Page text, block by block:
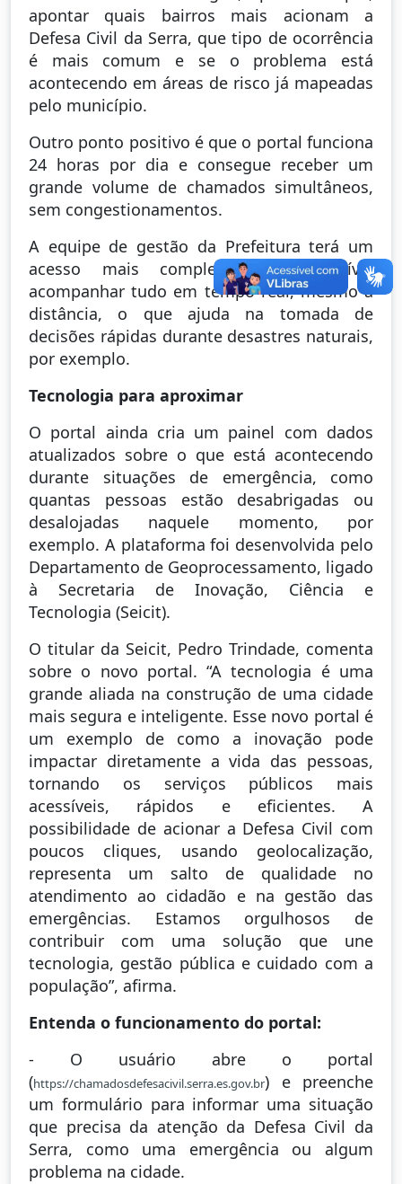
apontar quais bairros mais acionam a
Defesa Civil da Serra, que tipo de ocorrência
é mais comum e se o problema está
acontecendo em áreas de risco já mapeadas
pelo município.
Outro ponto positivo é que o portal funciona
24 horas por dia e consegue receber um
grande volume de chamados simultâneos,
sem congestionamentos.
A equipe de gestão da Prefeitura terá um
acesso mais completo: será possível
acompanhar tudo em tempo real, mesmo à
distância, o que ajuda na tomada de
decisões rápidas durante desastres naturais,
por exemplo.
Tecnologia para aproximar
O portal ainda cria um painel com dados
atualizados sobre o que está acontecendo
durante situações de emergência, como
quantas pessoas estão desabrigadas ou
desalojadas naquele momento, por
exemplo. A plataforma foi desenvolvida pelo
Departamento de Geoprocessamento, ligado
à Secretaria de Inovação, Ciência e
Tecnologia (Seicit).
O titular da Seicit, Pedro Trindade, comenta
sobre o novo portal. “A tecnologia é uma
grande aliada na construção de uma cidade
mais segura e inteligente. Esse novo portal é
um exemplo de como a inovação pode
impactar diretamente a vida das pessoas,
tornando os serviços públicos mais
acessíveis, rápidos e eficientes. A
possibilidade de acionar a Defesa Civil com
poucos cliques, usando geolocalização,
representa um salto de qualidade no
atendimento ao cidadão e na gestão das
emergências. Estamos orgulhosos de
contribuir com uma solução que une
tecnologia, gestão pública e cuidado com a
população”, afirma.
Entenda o funcionamento do portal:
- O usuário abre o portal
(https://chamadosdefesacivil.serra.es.gov.br) e preenche
um formulário para informar uma situação
que precisa da atenção da Defesa Civil da
Serra, como uma emergência ou algum
problema na cidade.